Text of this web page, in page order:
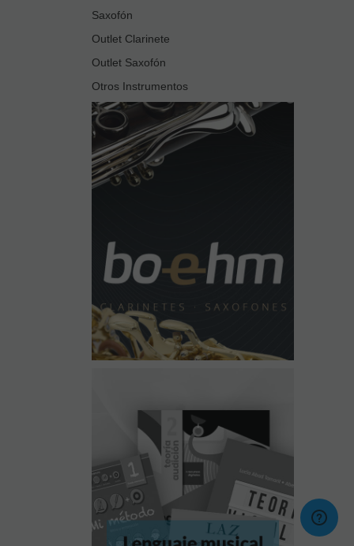
Saxofón
Outlet Clarinete
Outlet Saxofón
Otros Instrumentos